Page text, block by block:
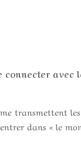
connecter avec
transmettent les
dans « le